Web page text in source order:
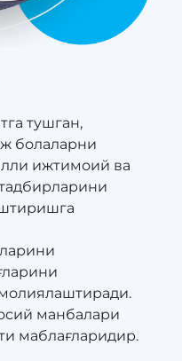
тушган,
болаларни
ижтимоий ва
манбалари
маблағларидир.